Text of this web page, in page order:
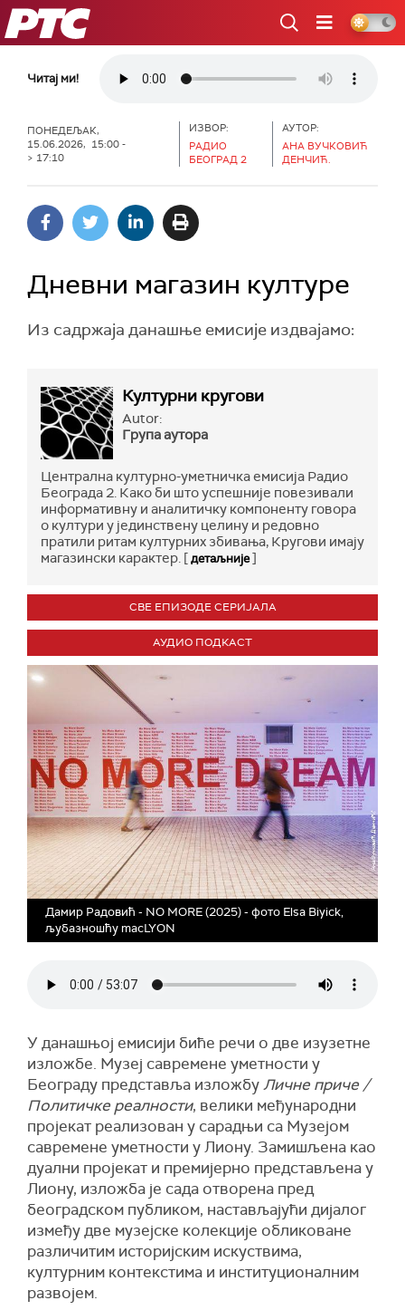
РТС
Читај ми!
ПОНЕДЕЉАК,
15.06.2026, 15:00 -
> 17:10
ИЗВОР:
РАДИО
БЕОГРАД 2
АУТОР:
АНА ВУЧКОВИЋ
ДЕНЧИЋ.
Дневни магазин културе
Из садржаја данашње емисије издвајамо:
Културни кругови
Autor:
Група аутора
Централна културно-уметничка емисија Радио
Београда 2. Како би што успешније повезивали
информативну и аналитичку компоненту говора
о култури у јединствену целину и редовно
пратили ритам културних збивања, Кругови имају
магазински карактер. [детаљније]
СВЕ ЕПИЗОДЕ СЕРИЈАЛА
АУДИО ПОДКАСТ
Дамир Радовић - NO MORE (2025) - фото Elsa Biyick,
љубазношћу macLYON
У данашњој емисији биће речи о две изузетне
изложбе. Музеј савремене уметности у
Београду представља изложбуЛичне приче /
Политичке реалности, велики међународни
пројекат реализован у сарадњи са Музејом
савремене уметности у Лиону. Замишљена као
дуални пројекат и премијерно представљена у
Лиону, изложба је сада отворена пред
београдском публиком, настављајући дијалог
између две музејске колекције обликоване
различитим историјским искуствима,
културним контекстима и институционалним
развојем.